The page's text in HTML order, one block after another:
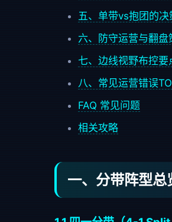
五、单带vs抱团的决
六、防守运营与翻盘
七、边线视野布控要
八、常见运营错误
FAQ 常见问题
相关攻略
一、分带阵型